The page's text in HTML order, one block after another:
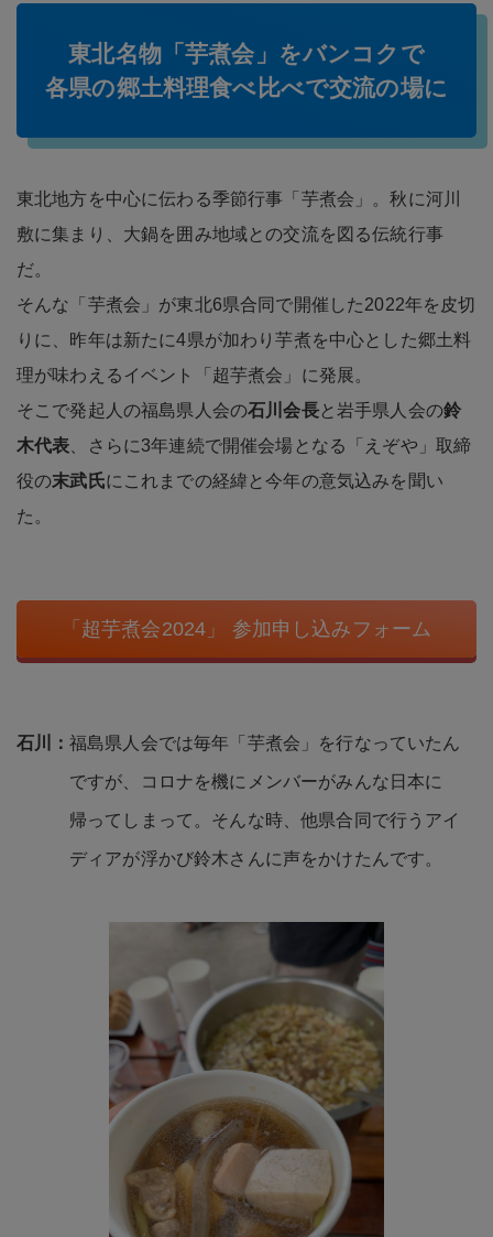
各県の郷土料理食べ比べで交流の場に
敷に集まり、大鍋を囲み地域との交流を図る伝統行事
だ。
そんな「芋煮会」が東北6県合同で開催した2022年を皮切
りに、昨年は新たに4県が加わり芋煮を中心とした郷土料
理が味わえるイベント「超芋煮会」に発展。
そこで発起人の福島県人会の 石川会長と岩手県人会の
木代表 、さらに3年連続で開催会場となる「えぞや」取締
役の末武氏 にこれまでの経緯と今年の意気込みを聞い
た。
「超芋煮会2024」 参加申し込みフォーム
ですが、コロナを機にメンバーがみんな日本に
帰ってしまって。そんな時、他県合同で行うアイ
ディアが浮かび鈴木さんに声をかけたんです。